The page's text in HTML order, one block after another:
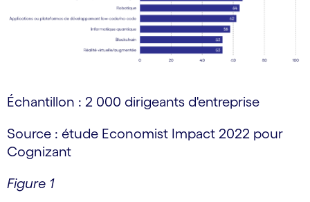
Échantillon : 2 000 dirigeants d'entreprise
Source : étude Economist Impact 2022 pour
Cognizant
Figure 1